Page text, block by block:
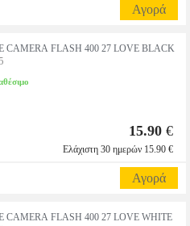
Αγορά
CAMERA FLASH 400 27 LOVE BLACK
15.90 €
Ελάχιστη 30 ημερών 15.90 €
Αγορά
CAMERA FLASH 400 27 LOVE WHITE